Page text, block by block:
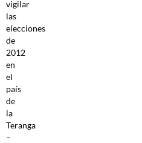
vigilar
las
elecciones
de
2012
en
el
país
de
la
Teranga
–